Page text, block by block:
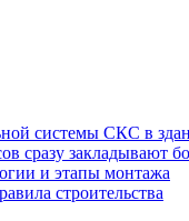
системы СКС в
закладывают
и этапы монтажа
строительства